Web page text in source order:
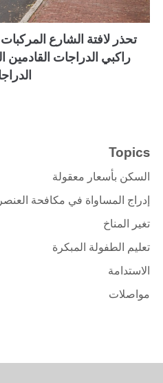
تحذر لافتة الشارع
راكبي الدراجات
Topics
السكن بأسعار معقولة
إدراج المساواة في مكافحة
تغير المناخ
تعليم الطفولة المبكرة
الاستدامة
مواصلات